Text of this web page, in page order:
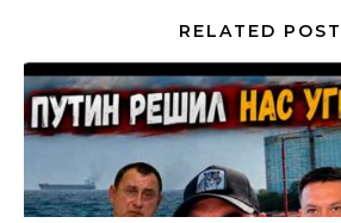
RELATED